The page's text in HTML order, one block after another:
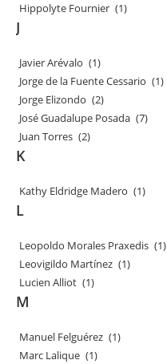
Hippolyte Fournier (1)
J
Javier Arévalo (1)
Jorge de la Fuente Cessario (1)
Jorge Elizondo (2)
José Guadalupe Posada (7)
Juan Torres (2)
K
Kathy Eldridge Madero (1)
L
Leopoldo Morales Praxedis (1)
Leovigildo Martínez (1)
Lucien Alliot (1)
M
Manuel Felguérez (1)
Marc Lalique (1)